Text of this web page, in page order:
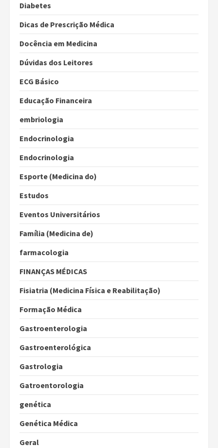
Diabetes
Dicas de Prescrição Médica
Docência em Medicina
Dúvidas dos Leitores
ECG Básico
Educação Financeira
embriologia
Endocrinologia
Endocrinologia
Esporte (Medicina do)
Estudos
Eventos Universitários
Família (Medicina de)
farmacologia
FINANÇAS MÉDICAS
Fisiatria (Medicina Física e Reabilitação)
Formação Médica
Gastroenterologia
Gastroenterológica
Gastrologia
Gatroentorologia
genética
Genética Médica
Geral